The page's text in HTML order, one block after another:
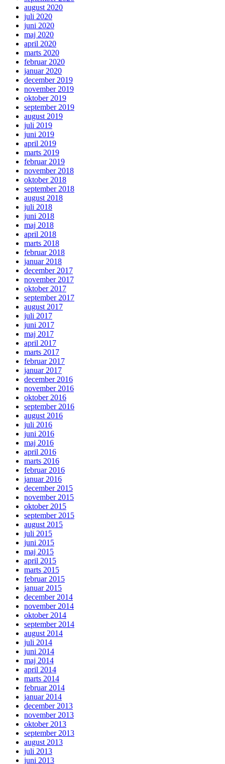
august 2020
juli 2020
juni 2020
maj 2020
april 2020
marts 2020
februar 2020
januar 2020
december 2019
november 2019
oktober 2019
september 2019
august 2019
juli 2019
juni 2019
april 2019
marts 2019
februar 2019
november 2018
oktober 2018
september 2018
august 2018
juli 2018
juni 2018
maj 2018
april 2018
marts 2018
februar 2018
januar 2018
december 2017
november 2017
oktober 2017
september 2017
august 2017
juli 2017
juni 2017
maj 2017
april 2017
marts 2017
februar 2017
januar 2017
december 2016
november 2016
oktober 2016
september 2016
august 2016
juli 2016
juni 2016
maj 2016
april 2016
marts 2016
februar 2016
januar 2016
december 2015
november 2015
oktober 2015
september 2015
august 2015
juli 2015
juni 2015
maj 2015
april 2015
marts 2015
februar 2015
januar 2015
december 2014
november 2014
oktober 2014
september 2014
august 2014
juli 2014
juni 2014
maj 2014
april 2014
marts 2014
februar 2014
januar 2014
december 2013
november 2013
oktober 2013
september 2013
august 2013
juli 2013
juni 2013